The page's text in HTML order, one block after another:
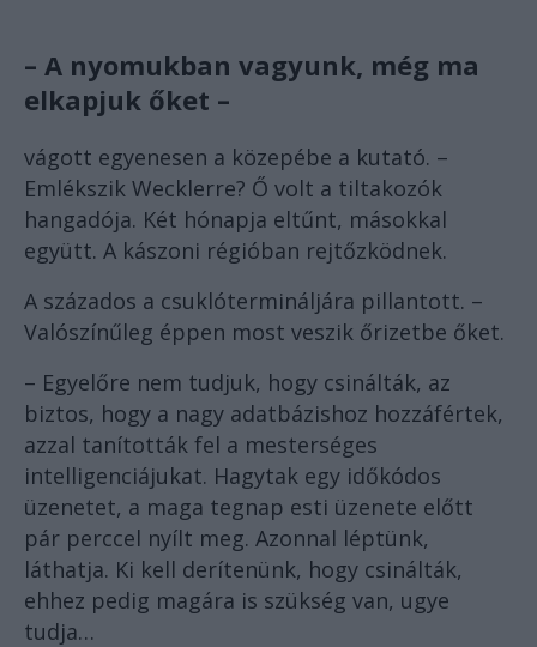
– A nyomukban vagyunk, még ma
elkapjuk őket –
vágott egyenesen a közepébe a kutató. –
Emlékszik Wecklerre? Ő volt a tiltakozók
hangadója. Két hónapja eltűnt, másokkal
együtt. A kászoni régióban rejtőzködnek.
A százados a csuklótermináljára pillantott. –
Valószínűleg éppen most veszik őrizetbe őket.
– Egyelőre nem tudjuk, hogy csinálták, az
biztos, hogy a nagy adatbázishoz hozzáfértek,
azzal tanították fel a mesterséges
intelligenciájukat. Hagytak egy időkódos
üzenetet, a maga tegnap esti üzenete előtt
pár perccel nyílt meg. Azonnal léptünk,
láthatja. Ki kell derítenünk, hogy csinálták,
ehhez pedig magára is szükség van, ugye
tudja…